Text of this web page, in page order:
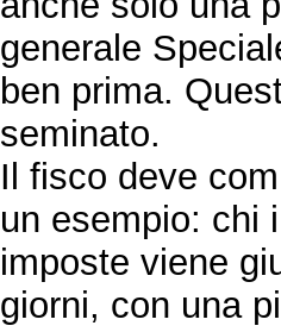
generale
ben prima.
seminato.
Il fisco deve
un esempio: chi
imposte viene
giorni, con una